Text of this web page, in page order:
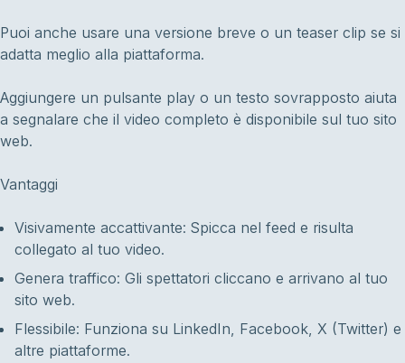
Puoi anche usare una versione breve o un teaser clip se si
adatta meglio alla piattaforma.
Aggiungere un pulsante play o un testo sovrapposto aiuta
a segnalare che il video completo è disponibile sul tuo sito
web.
Vantaggi
Visivamente accattivante: Spicca nel feed e risulta
collegato al tuo video.
Genera traffico: Gli spettatori cliccano e arrivano al tuo
sito web.
Flessibile: Funziona su LinkedIn, Facebook, X (Twitter) e
altre piattaforme.